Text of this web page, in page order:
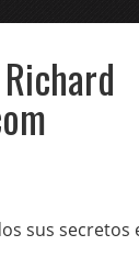
sus secretos